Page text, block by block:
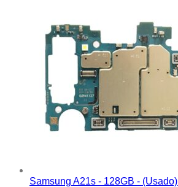
Samsung A21s - 128GB - (Usado)